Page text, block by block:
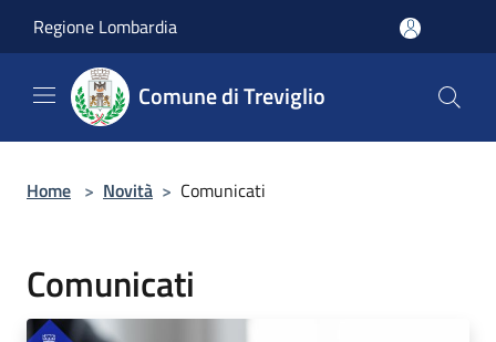
Regione Lombardia
Comune di Treviglio
Home > Novità > Comunicati
Comunicati